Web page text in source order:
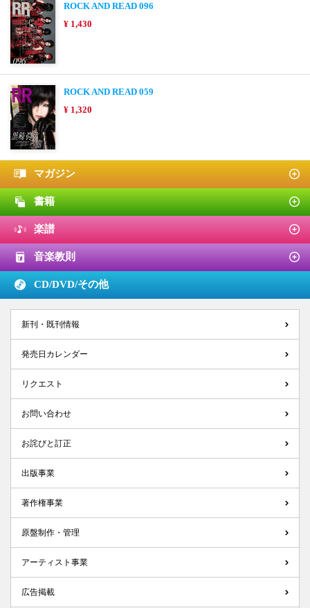
ROCK AND READ 096
¥ 1,430
ROCK AND READ 059
¥ 1,320
マガジン
書籍
楽譜
音楽教則
CD/DVD/その他
新刊・既刊情報
発売日カレンダー
リクエスト
お問い合わせ
お詫びと訂正
出版事業
著作権事業
原盤制作・管理
アーティスト事業
広告掲載